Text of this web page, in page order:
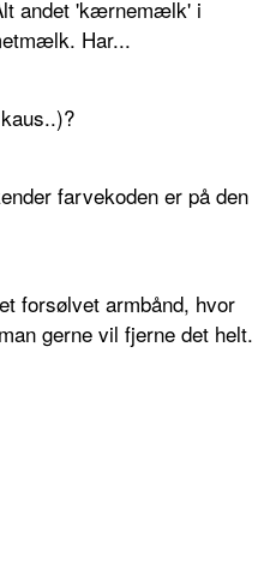
andet 'kærnemælk' i
Har...
farvekoden er på den
forsølvet armbånd, hvor
gerne vil fjerne det helt.